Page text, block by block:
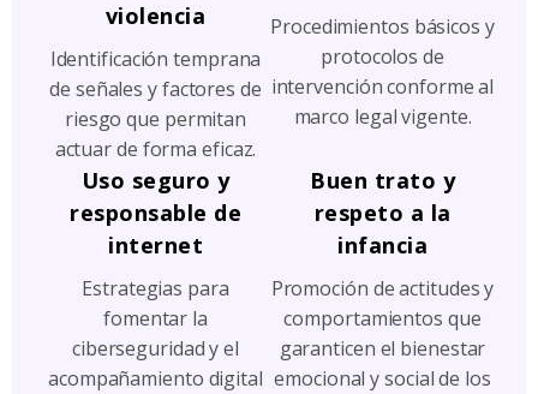
violencia
Identificación temprana
de señales y factores de
riesgo que permitan
actuar de forma eficaz.
Procedimientos básicos y
protocolos de
intervención conforme al
marco legal vigente.
Uso seguro y
responsable de
internet
Estrategias para
fomentar la
ciberseguridad y el
acompañamiento digital
Buen trato y
respeto a la
infancia
Promoción de actitudes y
comportamientos que
garanticen el bienestar
emocional y social de los